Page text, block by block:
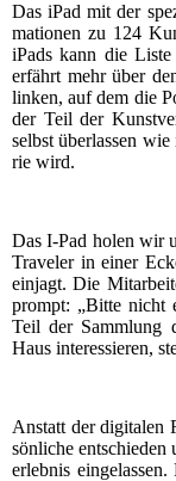
Das iPad mit der
ma­tio­nen zu 124
iPads kann die
erfährt mehr über
lin­ken, auf dem die
der Teil der
selbst über­las­sen
rie wird.
Das I‑Pad holen wir
Tra­ve­ler in einer
ein­jagt. Die
prompt: „Bit­te nicht
Teil der Samm­lung
Haus inter­es­sie­ren,
Anstatt der digi­ta­len
sön­li­che
er­leb­nis